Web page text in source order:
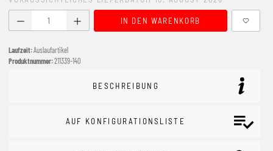
Produkt Anzahl: Gib den gewünschten Wert ein oder
IN DEN WARENKORB
Laufzeit:Auslaufartikel
Produktnummer:211339-140
BESCHREIBUNG
AUF KONFIGURATIONSLISTE